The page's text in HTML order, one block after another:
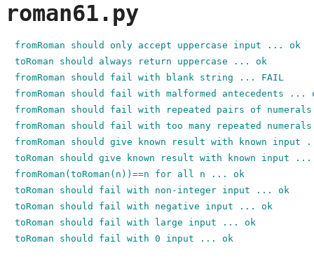
roman61.py
fromRoman should only accept uppercase input ... ok
toRoman should always return uppercase ... ok
fromRoman should fail with blank string ... FAIL
fromRoman should fail with malformed antecedents ...
fromRoman should fail with repeated pairs of
fromRoman should fail with too many repeated
fromRoman should give known result with known input
toRoman should give known result with known input
fromRoman(toRoman(n))==n for all n ... ok
toRoman should fail with non-integer input ... ok
toRoman should fail with negative input ... ok
toRoman should fail with large input ... ok
toRoman should fail with 0 input ... ok